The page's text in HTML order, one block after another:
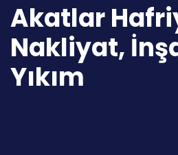
Akatlar
Nakliyat,
Yıkım